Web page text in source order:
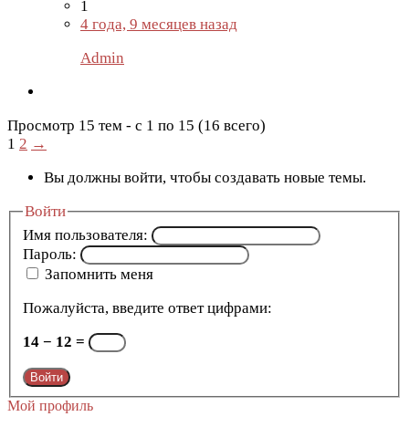
1
4 года, 9 месяцев назад
Admin
Просмотр 15 тем - с 1 по 15 (16 всего)
1 2 →
Вы должны войти, чтобы создавать новые темы.
Войти
Имя пользователя:
Пароль:
Запомнить меня
Пожалуйста, введите ответ цифрами:
14 − 12 =
Войти
Мой профиль